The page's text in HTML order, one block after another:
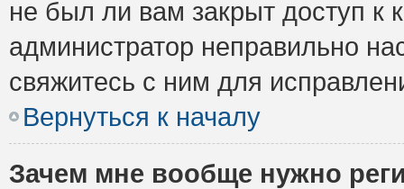
не был ли вам закрыт доступ к
администратор неправильно
свяжитесь с ним для
Вернуться к началу
Зачем мне вообще нужно